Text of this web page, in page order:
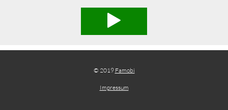
© 2019 Famobi
Impressum